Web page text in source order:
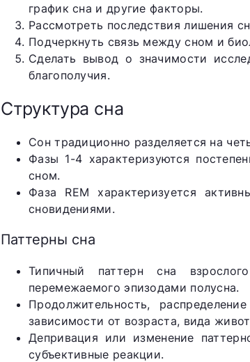
график сна и другие факторы.
Рассмотреть последствия лишения
Подчеркнуть связь между сном и
Сделать вывод о значимости
благополучия.
Структура сна
Сон традиционно разделяется на
Фазы 1-4 характеризуются
сном.
Фаза REM характеризуется
сновидениями.
Паттерны сна
Типичный паттерн сна
перемежаемого эпизодами полусна.
Продолжительность,
зависимости от возраста, вида
Депривация или изменение
субъективные реакции.